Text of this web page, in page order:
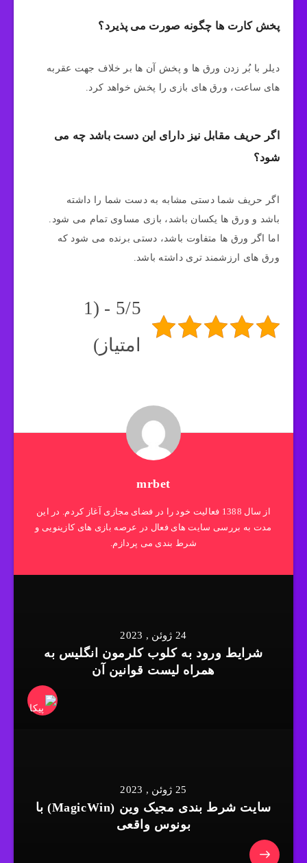
پخش کارت ها چگونه صورت می پذیرد؟
دیلر با بُر زدن ورق ها و پخش آن ها بر خلاف جهت عقربه
های ساعت، ورق های بازی را پخش خواهد کرد.
اگر حریف مقابل نیز دارای این دست باشد چه می
شود؟
اگر حریف شما دستی مشابه به دست شما را داشته
باشد و ورق ها یکسان باشد، بازی مساوی تمام می شود.
اما اگر ورق ها متفاوت باشد، دستی برنده می شود که
ورق های ارزشمند تری داشته باشد.
5/5 - (1
امتیاز)
mrbet
از سال 1388 فعالیت خود را در فضای مجازی آغاز کردم. در این
مدت به بررسی سایت های فعال در عرصه بازی های کازینویی و
شرط بندی می پردازم.
24 ژوئن , 2023
شرایط ورود به کلوب کلرمون انگلیس به
همراه لیست قوانین آن
25 ژوئن , 2023
سایت شرط بندی مجیک وین (MagicWin) با
بونوس واقعی